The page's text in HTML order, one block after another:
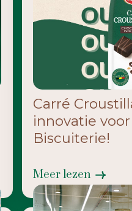
Carré
innovatie
Biscuiterie!
Meer lezen